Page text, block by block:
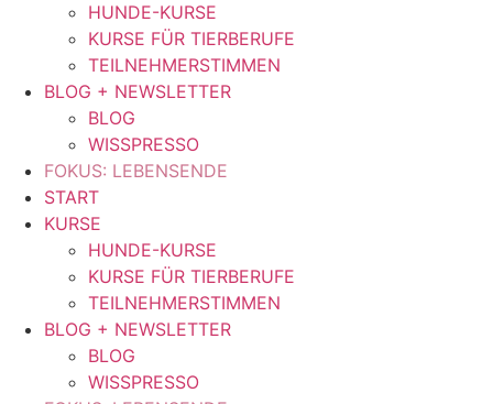
HUNDE-KURSE
KURSE FÜR TIERBERUFE
TEILNEHMERSTIMMEN
BLOG + NEWSLETTER
BLOG
WISSPRESSO
FOKUS: LEBENSENDE
START
KURSE
HUNDE-KURSE
KURSE FÜR TIERBERUFE
TEILNEHMERSTIMMEN
BLOG + NEWSLETTER
BLOG
WISSPRESSO